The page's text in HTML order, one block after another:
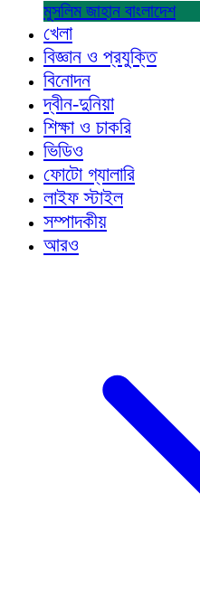
মুসলিম জাহান বাংলাদেশ
খেলা
বিজ্ঞান ও প্রযুক্তি
বিনোদন
দ্বীন-দুনিয়া
শিক্ষা ও চাকরি
ভিডিও
ফোটো গ্যালারি
লাইফ স্টাইল
সম্পাদকীয়
আরও